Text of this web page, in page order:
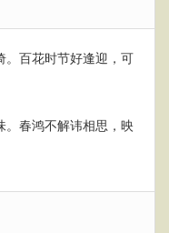
。百花时节好逢迎，可
。春鸿不解讳相思，映